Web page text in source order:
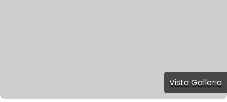
Vista Galleria